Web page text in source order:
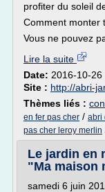
profiter du soleil
Comment monter
Vous ne pouvez
Lire la suite
Date: 2016-10-26
Site : http://abri-
Thèmes liés :
en fer pas cher / abri
pas cher leroy merlin
Le jardin en
"Ma maison
samedi 6 juin